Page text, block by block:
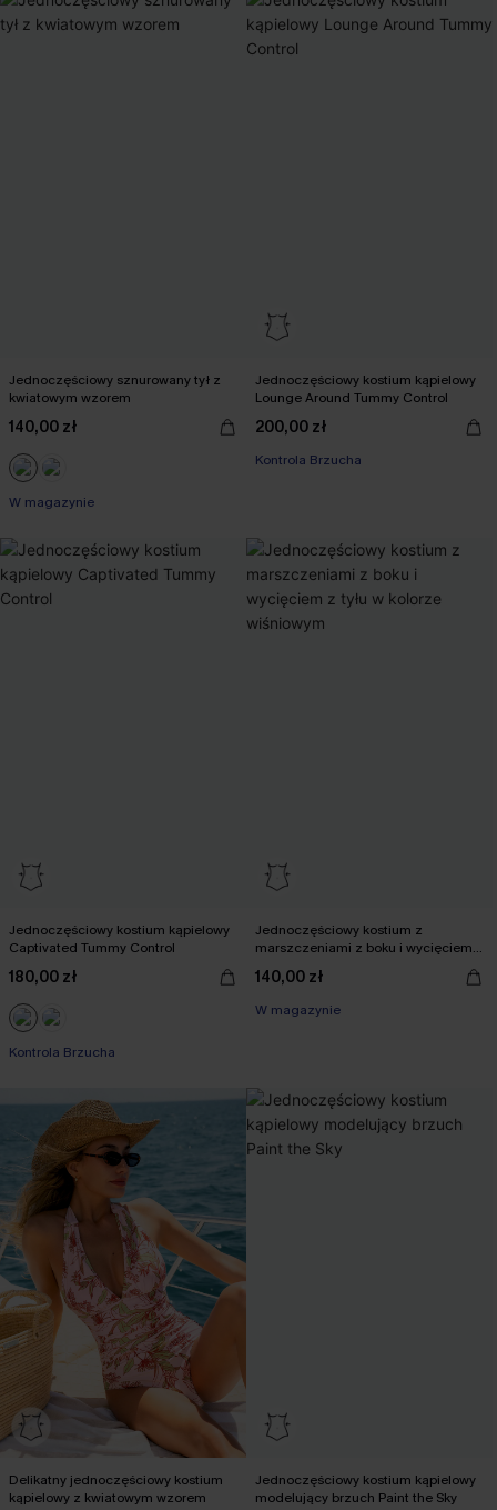
Jednoczęściowy sznurowany tył z
kwiatowym wzorem
140,00 zł
W magazynie
Jednoczęściowy kostium kąpielowy
Lounge Around Tummy Control
200,00 zł
Kontrola Brzucha
Jednoczęściowy kostium kąpielowy
Captivated Tummy Control
180,00 zł
Kontrola Brzucha
Jednoczęściowy kostium z
marszczeniami z boku i wycięciem z
140,00 zł
W magazynie
Delikatny jednoczęściowy kostium
kąpielowy z kwiatowym wzorem
Jednoczęściowy kostium kąpielowy
modelujący brzuch Paint the Sky